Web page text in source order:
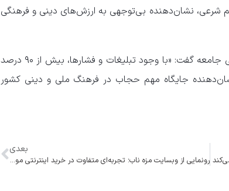
شرعی، نشان‌دهنده بی‌توجهی به ارزش‌های دینی و فرهنگی
امام جمعه رامسر در پایان با اشاره به وضعیت فعلی جامعه گفت: «با وجود تبلیغات و فشارها، بیش از ۹۰ درصد
جایگاه مهم حجاب در فرهنگ ملی و دینی کشور
بعدی
رونمایی از وبسایت مزه ناب؛ تجربه‌ای متفاوت در خرید اینترنتی مواد غذایی